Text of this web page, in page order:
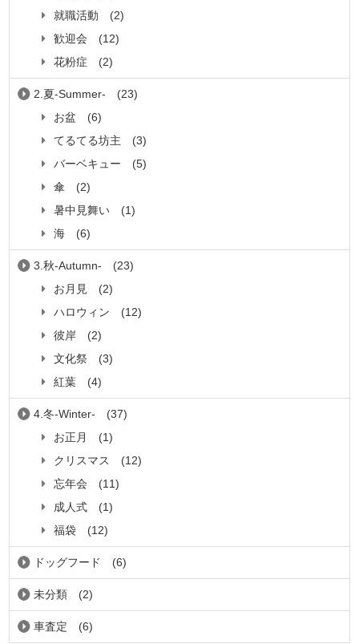
就職活動
(2)
歓迎会
(12)
花粉症
(2)
2.夏-Summer-
(23)
お盆
(6)
てるてる坊主
(3)
バーベキュー
(5)
傘
(2)
暑中見舞い
(1)
海
(6)
3.秋-Autumn-
(23)
お月見
(2)
ハロウィン
(12)
彼岸
(2)
文化祭
(3)
紅葉
(4)
4.冬-Winter-
(37)
お正月
(1)
クリスマス
(12)
忘年会
(11)
成人式
(1)
福袋
(12)
ドッグフード (6)
未分類 (2)
車査定 (6)